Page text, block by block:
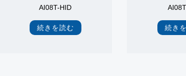
AI08T-HID
続きを読む 続き